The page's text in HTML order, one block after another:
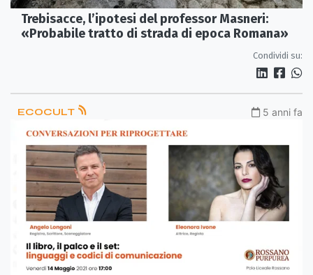
Trebisacce, l’ipotesi del professor Masneri:
«Probabile tratto di strada di epoca Romana»
Condividi su:
ECOCULT 5 anni fa